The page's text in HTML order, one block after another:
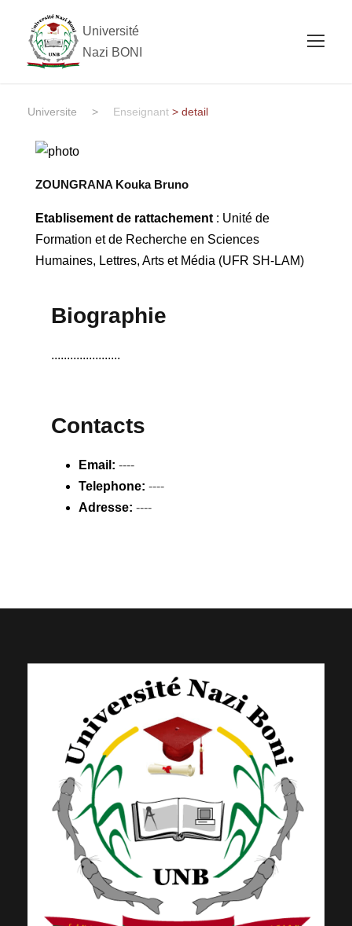
Université
Nazi BONI
Universite > Enseignant > detail
ZOUNGRANA Kouka Bruno
Etablisement de rattachement: Unité de
Formation et de Recherche en Sciences
Humaines, Lettres, Arts et Média (UFR SH-LAM)
Biographie
......................
Contacts
Email: ----
Telephone: ----
Adresse: ----